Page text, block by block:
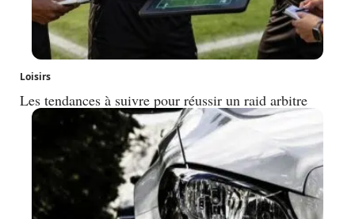
Loisirs
Les tendances à suivre pour réussir un raid arbitre